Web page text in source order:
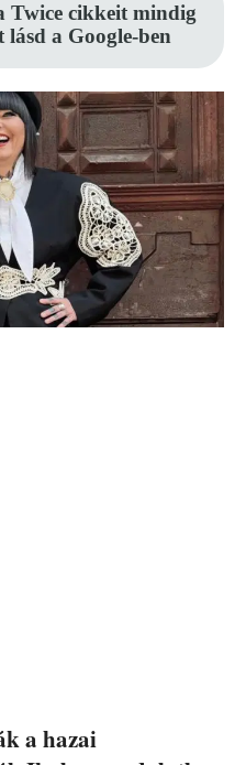
Twice cikkeit mindig
lásd a Google-ben
a hazai